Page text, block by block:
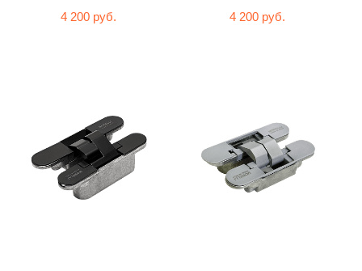
4 200 руб. 4 200 руб.